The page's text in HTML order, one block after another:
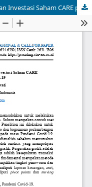
Registrasi Aplikasi Profits Anywhere dan Investasi Saham CARE pada saat Pandemi Covid-19